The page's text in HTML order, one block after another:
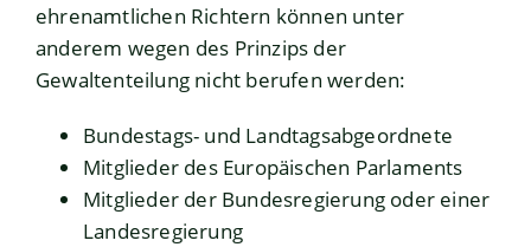
ehrenamtlichen Richtern können unter
anderem wegen des Prinzips der
Gewaltenteilung nicht berufen werden:
Bundestags- und Landtagsabgeordnete
Mitglieder des Europäischen Parlaments
Mitglieder der Bundesregierung oder einer
Landesregierung